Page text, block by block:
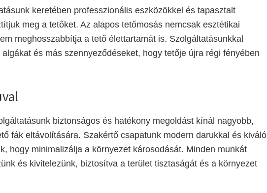
keretében professzionális eszközökkel és tapasztalt
meg a tetőket. Az alapos tetőmosás nemcsak esztétikai
meghosszabbítja a tető élettartamát is. Szolgáltatásunkkal
és más szennyeződéseket, hogy tetője újra régi fényében
biztonságos és hatékony megoldást kínál nagyobb,
fák eltávolítására. Szakértő csapatunk modern darukkal és kiváló
hogy minimalizálja a környezet károsodását. Minden munkát
és kivitelezünk, biztosítva a terület tisztaságát és a környezet